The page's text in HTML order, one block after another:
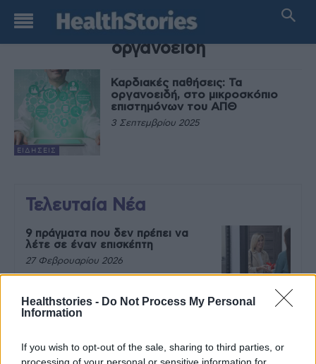
Healthstories - Do Not Process My Personal
Information
If you wish to opt-out of the sale, sharing to third parties, or
processing of your personal or sensitive information for
TAG
οργανοειδή
ΕΙΔΉΣΕΙΣ
Καρδιακές παθήσεις: Τα
οργανοειδή, στο μικροσκόπιο
επιστημόνων του ΑΠΘ
3 Σεπτεμβρίου 2025
Τελευταία Νέα
9 πράγματα που δεν πρέπει να
λέτε σε έναν επισκέπτη
27 Φεβρουαρίου 2026
την υποστήριξη της Be-Live